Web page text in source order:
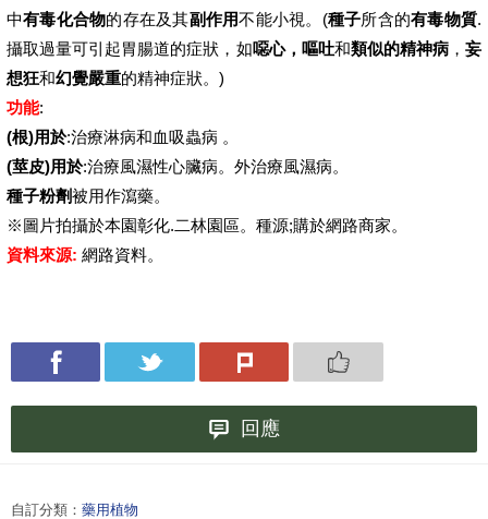
中有毒化合物的存在及其副作用不能小視。(種子所含的有毒物質.
攝取過量可引起胃腸道的症狀，如噁心，嘔吐和類似的精神病 ，妄
想狂和幻覺嚴重的精神症狀。)
功能:
(根)用於:治療淋病和血吸蟲病 。
(莖皮)用於:治療風濕性心臟病。外治療風濕病。
種子粉劑被用作瀉藥。
※圖片拍攝於本園彰化.二林園區。種源;購於網路商家。
資料來源: 網路資料。
回應
自訂分類： 藥用植物